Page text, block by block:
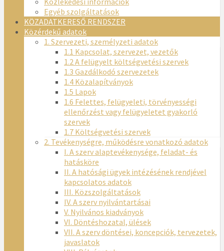
Egyéb szolgáltatások
KÖZADATKERESŐ RENDSZER
Közérdekű adatok
1. Szervezeti, személyzeti adatok
1.1 Kapcsolat, szervezet, vezetők
1.2 A felügyelt költségvetési szervek
1.3 Gazdálkodó szervezetek
1.4 Közalapítványok
1.5 Lapok
1.6 Felettes, felügyeleti, törvényességi
ellenőrzést vagy felügyeletet gyakorló
szervek
1.7 Költségvetési szervek
2. Tevékenységre, működésre vonatkozó adatok
I. A szerv alaptevékenysége, feladat- és
hatásköre
II. A hatósági ügyek intézésének rendjével
kapcsolatos adatok
III. Közszolgáltatások
IV. A szerv nyilvántartásai
V. Nyilvános kiadványok
VI. Döntéshozatal, ülések
VII. A szerv döntései, koncepciók, tervezetek,
javaslatok